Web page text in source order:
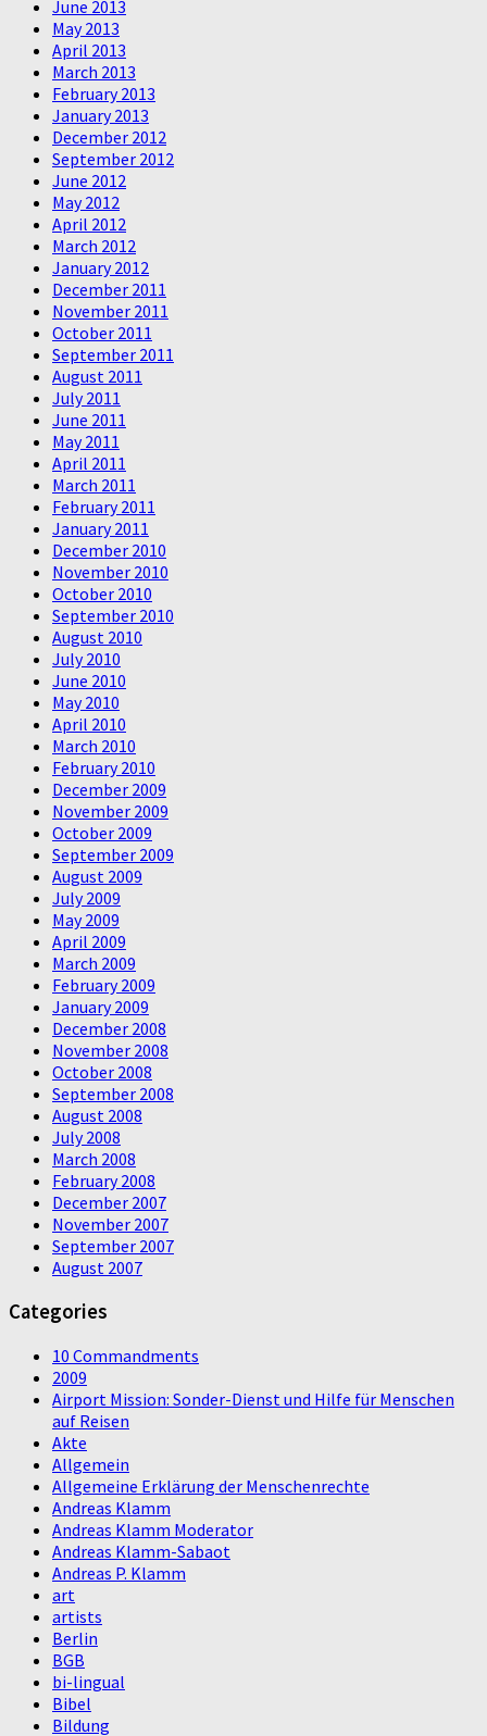
June 2013
May 2013
April 2013
March 2013
February 2013
January 2013
December 2012
September 2012
June 2012
May 2012
April 2012
March 2012
January 2012
December 2011
November 2011
October 2011
September 2011
August 2011
July 2011
June 2011
May 2011
April 2011
March 2011
February 2011
January 2011
December 2010
November 2010
October 2010
September 2010
August 2010
July 2010
June 2010
May 2010
April 2010
March 2010
February 2010
December 2009
November 2009
October 2009
September 2009
August 2009
July 2009
May 2009
April 2009
March 2009
February 2009
January 2009
December 2008
November 2008
October 2008
September 2008
August 2008
July 2008
March 2008
February 2008
December 2007
November 2007
September 2007
August 2007
Categories
10 Commandments
2009
Airport Mission: Sonder-Dienst und Hilfe für Menschen
auf Reisen
Akte
Allgemein
Allgemeine Erklärung der Menschenrechte
Andreas Klamm
Andreas Klamm Moderator
Andreas Klamm-Sabaot
Andreas P. Klamm
art
artists
Berlin
BGB
bi-lingual
Bibel
Bildung